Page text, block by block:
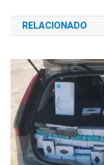
de
Post
RELACIONADO